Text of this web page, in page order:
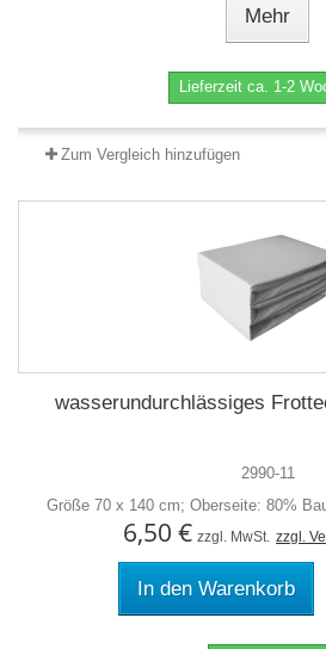
Mehr
Lieferzeit ca. 1-2
Zum Vergleich hinzufügen
wasserundurchlässiges
2990-11
Größe 70 x 140 cm; Oberseite: 80%
6,50 € zzgl. MwSt. zzgl.
In den Warenkorb